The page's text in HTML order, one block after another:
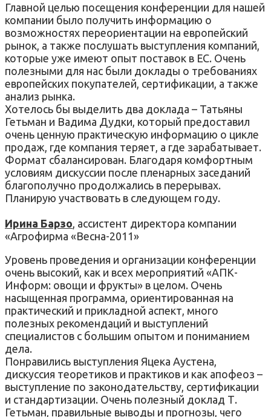
Главной целью посещения конференции для нашей
компании было получить информацию о
возможностях переориентации на европейский
рынок, а также послушать выступления компаний,
которые уже имеют опыт поставок в ЕС. Очень
полезными для нас были доклады о требованиях
европейских покупателей, сертификации, а также
анализ рынка.
Хотелось бы выделить два доклада – Татьяны
Гетьман и Вадима Дудки, который предоставил
очень ценную практическую информацию о цикле
продаж, где компания теряет, а где зарабатывает.
Формат сбалансирован. Благодаря комфортным
условиям дискуссии после пленарных заседаний
благополучно продолжались в перерывах.
Планирую участвовать в следующем году.
Ирина Барзо , ассистент директора компании
«Агрофирма «Весна-2011»
Уровень проведения и организации конференции
очень высокий, как и всех мероприятий «АПК-
Информ: овощи и фрукты» в целом. Очень
насыщенная программа, ориентированная на
практический и прикладной аспект, много
полезных рекомендаций и выступлений
специалистов с большим опытом и пониманием
дела.
Понравились выступления Яцека Аустена,
дискуссия теоретиков и практиков и как апофеоз –
выступление по законодательству, сертификации
и стандартизации. Очень полезный доклад Т.
Гетьман, правильные выводы и прогнозы, чего